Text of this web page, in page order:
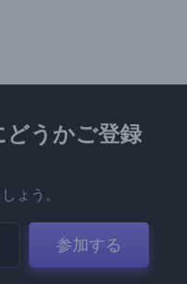
うかご登録
ょう。
参加する